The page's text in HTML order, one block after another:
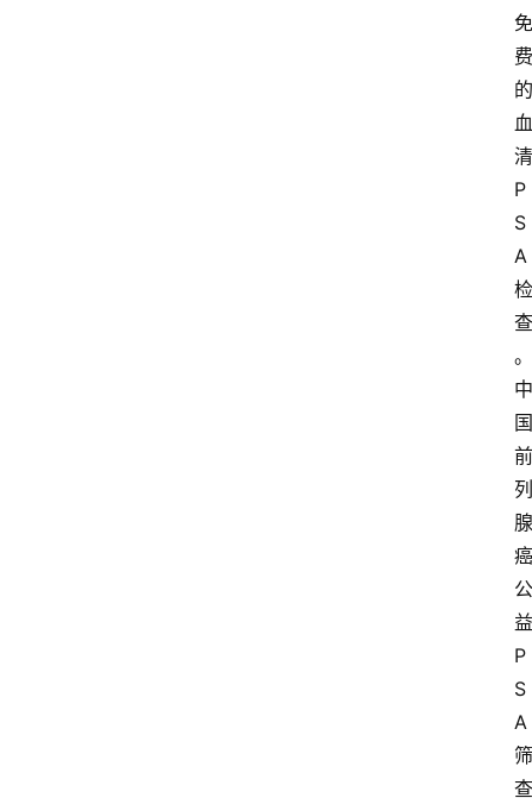
免
费
的
血
清
P
S
A
检
查
。
中
国
前
列
腺
癌
公
益
P
S
A
筛
查